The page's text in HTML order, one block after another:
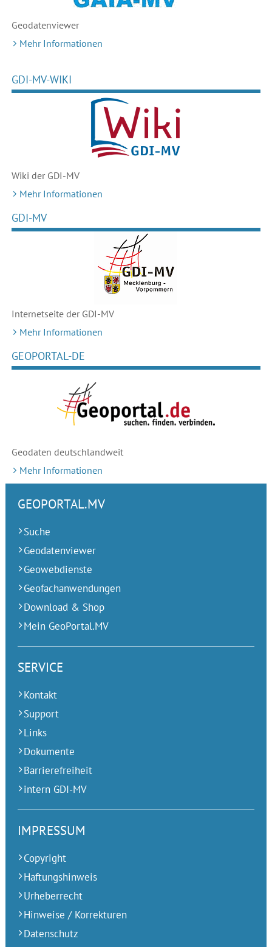
Geodatenviewer
Mehr Informationen
GDI-MV-WIKI
Wiki der GDI-MV
Mehr Informationen
GDI-MV
Internetseite der GDI-MV
Mehr Informationen
GEOPORTAL-DE
Geodaten deutschlandweit
Mehr Informationen
GEOPORTAL.MV
Suche
Geodatenviewer
Geowebdienste
Geofachanwendungen
Download & Shop
Mein GeoPortal.MV
SERVICE
Kontakt
Support
Links
Dokumente
Barrierefreiheit
intern GDI-MV
IMPRESSUM
Copyright
Haftungshinweis
Urheberrecht
Hinweise / Korrekturen
Datenschutz